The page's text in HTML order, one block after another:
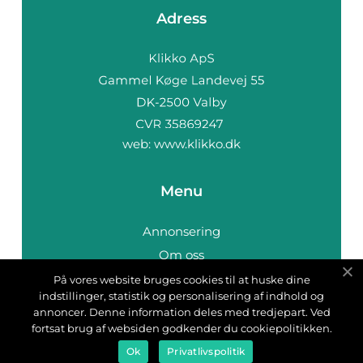
Adress
web: www.klikko.dk
Menu
Annonsering
Om oss
Cookies
Kontakta oss
Sitemap
På vores website bruges cookies til at huske dine
indstillinger, statistik og personalisering af indhold og
annoncer. Denne information deles med tredjepart. Ved
fortsat brug af websiden godkender du cookiepolitikken.
Ok Privatlivspolitik